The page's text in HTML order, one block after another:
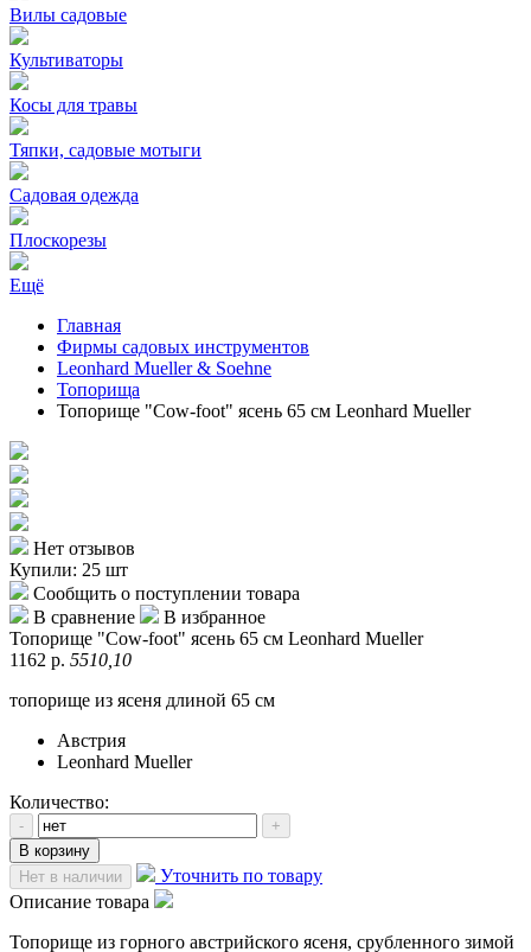
Вилы садовые
Культиваторы
Косы для травы
Тяпки, садовые мотыги
Садовая одежда
Плоскорезы
Ещё
Главная
Фирмы садовых инструментов
Leonhard Mueller & Soehne
Топорища
Топорище "Cow-foot" ясень 65 см Leonhard Mueller
Нет отзывов
Купили: 25 шт
Сообщить о поступлении товара
В сравнение
В избранное
Топорище "Cow-foot" ясень 65 см Leonhard Mueller
1162 р. 5510,10
топорище из ясеня длиной 65 см
Австрия
Leonhard Mueller
Количество:
-
+
В корзину
Нет в наличии
Уточнить по товару
Описание товара
Топорище из горного австрийского ясеня, срубленного зимой